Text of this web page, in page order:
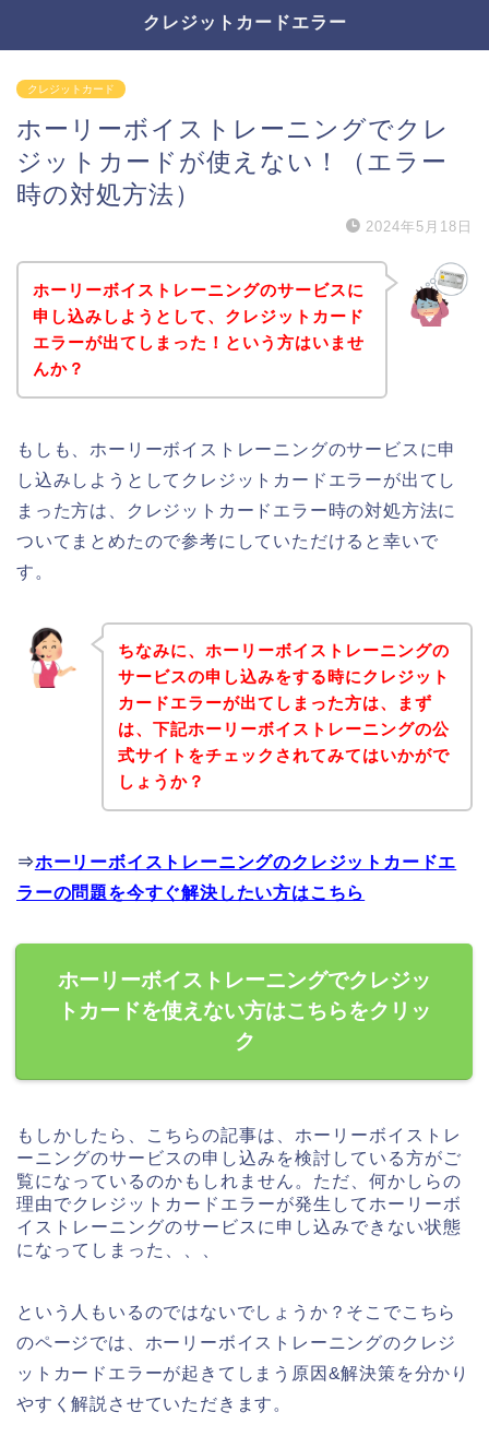
クレジットカードエラー
クレジットカード
ホーリーボイストレーニングでクレ
ジットカードが使えない！（エラー
時の対処方法）
2024年5月18日
ホーリーボイストレーニングのサービスに
申し込みしようとして、クレジットカード
エラーが出てしまった！という方はいませ
んか？
もしも、ホーリーボイストレーニングのサービスに申
し込みしようとしてクレジットカードエラーが出てし
まった方は、クレジットカードエラー時の対処方法に
ついてまとめたので参考にしていただけると幸いで
す。
ちなみに、ホーリーボイストレーニングの
サービスの申し込みをする時にクレジット
カードエラーが出てしまった方は、まず
は、下記ホーリーボイストレーニングの公
式サイトをチェックされてみてはいかがで
しょうか？
⇒ホーリーボイストレーニングのクレジットカードエ
ラーの問題を今すぐ解決したい方はこちら
ホーリーボイストレーニングでクレジッ
トカードを使えない方はこちらをクリッ
ク
もしかしたら、こちらの記事は、ホーリーボイストレ
ーニングのサービスの申し込みを検討している方がご
覧になっているのかもしれません。ただ、何かしらの
理由でクレジットカードエラーが発生してホーリーボ
イストレーニングのサービスに申し込みできない状態
になってしまった、、、
という人もいるのではないでしょうか？そこでこちら
のページでは、ホーリーボイストレーニングのクレジ
ットカードエラーが起きてしまう原因&解決策を分かり
やすく解説させていただきます。